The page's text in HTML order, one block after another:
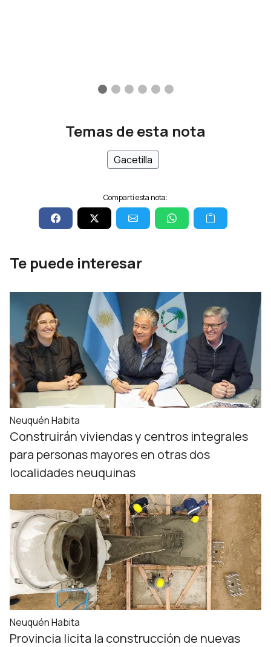
Temas de esta nota
Gacetilla
Compartí esta nota:
Te puede interesar
Neuquén Habita
Construirán viviendas y centros integrales
para personas mayores en otras dos
localidades neuquinas
Neuquén Habita
Provincia licita la construcción de nuevas